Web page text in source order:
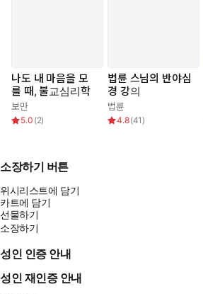
나도 내 마음을 모
를 때, 불교심리학
보만
5.0 (2)
법륜 스님의 반야심
경 강의
법륜
4.8(41 )
소장하기 버튼
위시리스트에 담기
카트에 담기
선물하기
소장하기
성인 인증 안내
성인 재인증 안내